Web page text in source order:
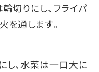
切りにし、フライパ
を通します。
し、水菜は一口大に